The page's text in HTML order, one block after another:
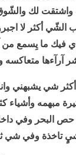
لك
الشّي أكثر لا
فيك ما يِسمع من
آرآءها متعاكسه
شي يشبهني
مبهمه وأشياء
البحر وفي
تاخذة وفي شي